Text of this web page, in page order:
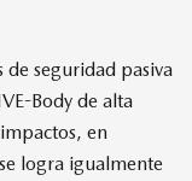
de seguridad pasiva
Body de alta
en
logra igualmente